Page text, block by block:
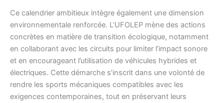
Ce calendrier ambitieux intègre également une dimension
environnementale renforcée. L’UFOLEP mène des actions
concrètes en matière de transition écologique, notamment
en collaborant avec les circuits pour limiter l’impact sonore
et en encourageant l’utilisation de véhicules hybrides et
électriques. Cette démarche s’inscrit dans une volonté de
rendre les sports mécaniques compatibles avec les
exigences contemporaines, tout en préservant leurs